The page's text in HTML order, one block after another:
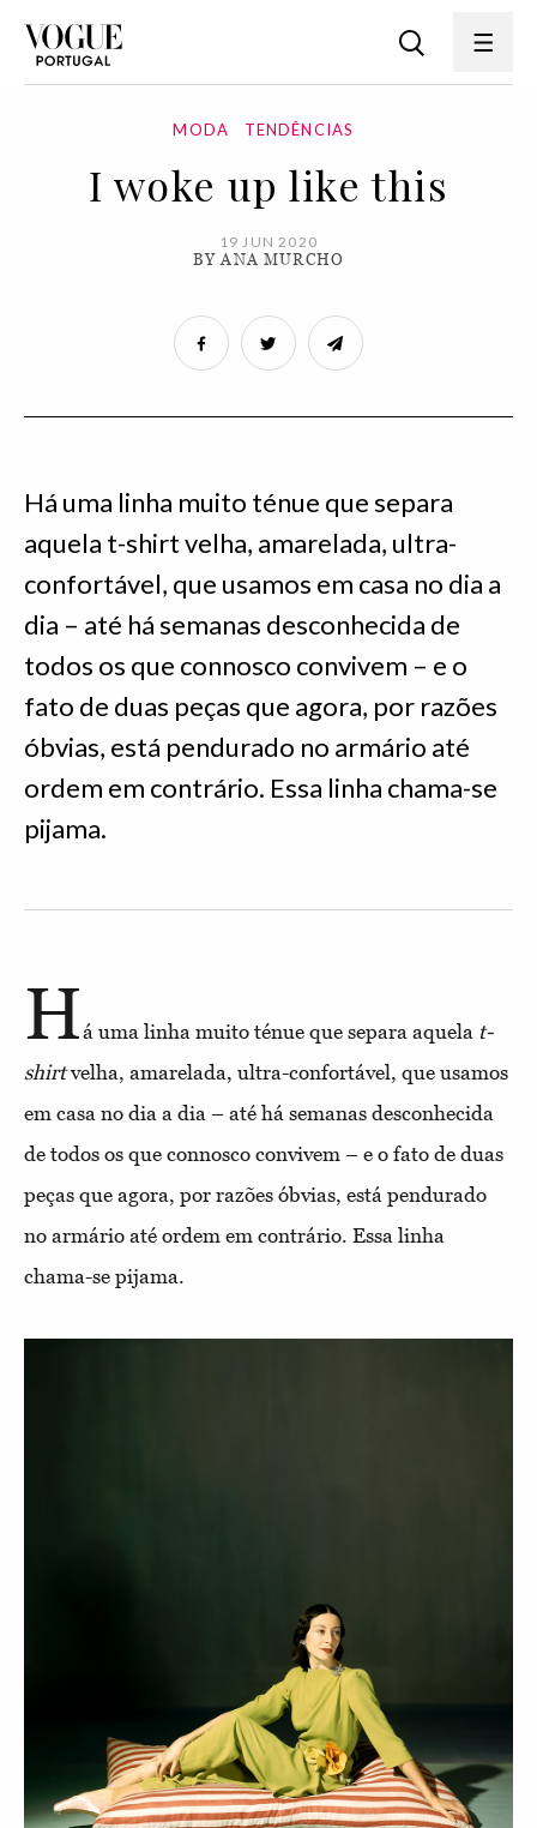
MODA TENDÊNCIAS
I woke up like this
19 JUN 2020
BY ANA MURCHO
Há uma linha muito ténue que separa
aquela t-shirt velha, amarelada, ultra-
confortável, que usamos em casa no dia a
dia – até há semanas desconhecida de
todos os que connosco convivem – e o
fato de duas peças que agora, por razões
óbvias, está pendurado no armário até
ordem em contrário. Essa linha chama-se
pijama.
Há uma linha muito ténue que separa aquela t-
shirtvelha, amarelada, ultra-confortável, que usamos
em casa no dia a dia – até há semanas desconhecida
de todos os que connosco convivem – e o fato de duas
peças que agora, por razões óbvias, está pendurado
no armário até ordem em contrário. Essa linha
chama-se pijama.